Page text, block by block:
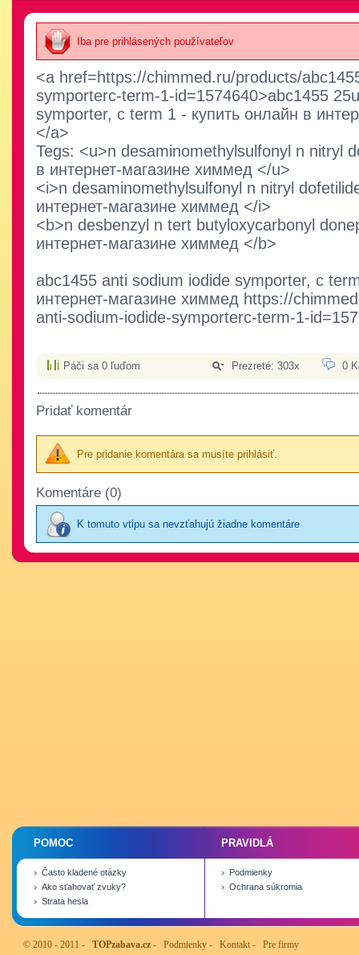
Iba pre prihlásených používateľov
<a href=https://chimmed.ru/products/
symporterc-term-1-id=1574640>abc1455
symporter, c term 1 - купить онлайн в
</a>
Tegs: <u>n desaminomethylsulfonyl n nitryl
в интернет-магазине химмед </u>
<i>n desaminomethylsulfonyl n nitryl
интернет-магазине химмед </i>
<b>n desbenzyl n tert butyloxycarbonyl
интернет-магазине химмед </b>
abc1455 anti sodium iodide symporter, c
интернет-магазине химмед https://
anti-sodium-iodide-symporterc-term-1-
Páči sa 0 ľuďom 0
Prezreté: 303x
Pridať komentár
Pre pridanie komentára sa musíte prihlásiť.
Komentáre (0)
K tomuto vtipu sa nevzťahujú žiadne komentáre
POMOC
Často kladené otázky
Ako sťahovať zvuky?
Strata hesla
PRAVIDLÁ
Podmienky
Ochrana súkromia
© 2010 - 2011 - TOPzabava.cz - Podmienky - Kontakt - Pre firmy